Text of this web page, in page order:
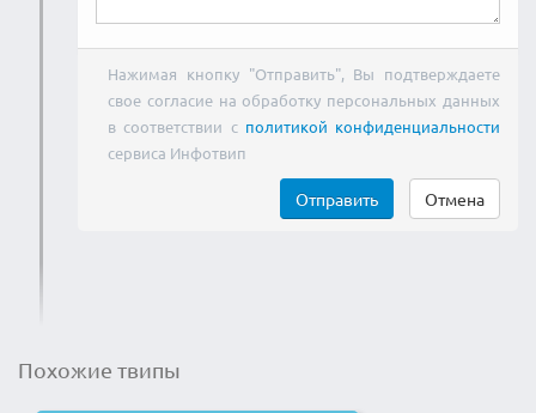
Нажимая кнопку "Отправить", Вы подтверждаете
свое согласие на обработку персональных данных
в соответствии с политикой конфиденциальности
сервиса Инфотвип
Отправить Отмена
Похожие твипы